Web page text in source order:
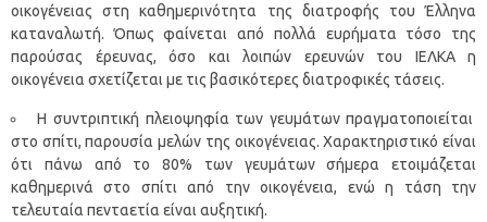
οικογένειας στη καθημερινότητα της διατροφής του Έλληνα
καταναλωτή. Όπως φαίνεται από πολλά ευρήματα τόσο της
παρούσας έρευνας, όσο και λοιπών ερευνών του ΙΕΛΚΑ η
οικογένεια σχετίζεται με τις βασικότερες διατροφικές τάσεις.
Η συντριπτική πλειοψηφία των γευμάτων πραγματοποιείται
στο σπίτι, παρουσία μελών της οικογένειας. Χαρακτηριστικό είναι
ότι πάνω από το 80% των γευμάτων σήμερα ετοιμάζεται
καθημερινά στο σπίτι από την οικογένεια, ενώ η τάση την
τελευταία πενταετία είναι αυξητική.